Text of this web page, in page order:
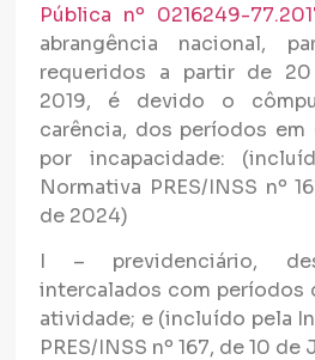
Pública nº 0216249-
abrangência nacional,
requeridos a partir de
2019, é devido o
carência, dos períodos
por incapacidade:
Normativa PRES/INSS nº
de 2024)
I – previdenciário,
intercalados com períodos
atividade; e (incluído pela
PRES/INSS nº 167, de 10